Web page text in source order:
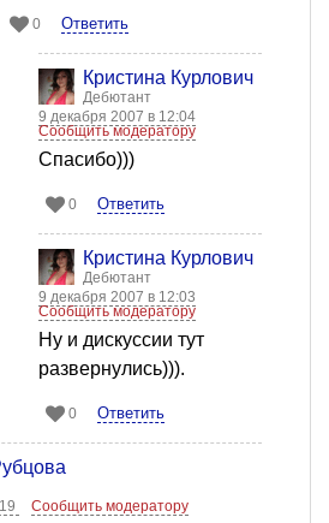
0 Ответить
Кристина Курлович
Дебютант
9 декабря 2007 в 12:04
Сообщить модератору
Спасибо)))
0 Ответить
Кристина Курлович
Дебютант
9 декабря 2007 в 12:03
Сообщить модератору
Ну и дискуссии тут
развернулись))).
0 Ответить
Сообщить модератору